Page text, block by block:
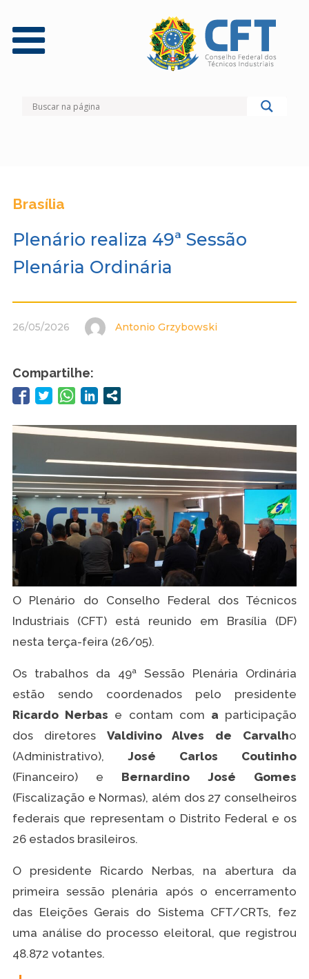
Brasília
Plenário realiza 49ª Sessão
Plenária Ordinária
26/05/2026 Antonio Grzybowski
Compartilhe:
O Plenário do Conselho Federal dos Técnicos
Industriais (CFT) está reunido em Brasília (DF)
nesta terça-feira (26/05).
Os trabalhos da 49ª Sessão Plenária Ordinária
estão sendo coordenados pelo presidente
Ricardo Nerbas e contam com a participação
dos diretores Valdivino Alves de Carvalho
(Administrativo), José Carlos Coutinho
(Financeiro) e Bernardino José Gomes
(Fiscalização e Normas), além dos 27 conselheiros
federais que representam o Distrito Federal e os
26 estados brasileiros.
O presidente Ricardo Nerbas, na abertura da
primeira sessão plenária após o encerramento
das Eleições Gerais do Sistema CFT/CRTs, fez
uma análise do processo eleitoral, que registrou
48.872 votantes.